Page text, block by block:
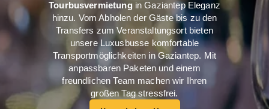
Tourbusvermietungin Gaziantep Eleganz
hinzu. Vom Abholen der Gäste bis zu den
Transfers zum Veranstaltungsort bieten
unsere Luxusbusse komfortable
Transportmöglichkeiten in Gaziantep. Mit
anpassbaren Paketen und einem
freundlichen Team machen wir Ihren
großen Tag stressfrei.